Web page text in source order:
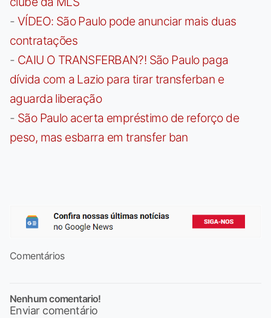
- VÍDEO: São Paulo pode anunciar mais duas
contratações
- CAIU O TRANSFERBAN?! São Paulo paga
dívida com a Lazio para tirar transferban e
aguarda liberação
- São Paulo acerta empréstimo de reforço de
peso, mas esbarra em transfer ban
Comentários
Nenhum comentario!
Enviar comentário